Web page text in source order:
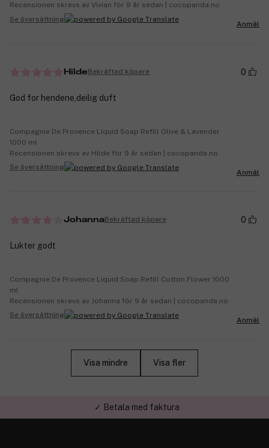
Recensionen skrevs av Vivian för 9 år sedan | cocopanda.no
Se översättning
Anmäl
HildeBekräftad köpare 0
God for hendene,deilig duft
Compagnie De Provence Liquid Soap Refill Olive & Lavender
1000 ml
Recensionen skrevs av Hilde för 9 år sedan | cocopanda.no
Se översättning
Anmäl
JohannaBekräftad köpare 0
Lukter godt
Compagnie De Provence Liquid Soap Refill Cotton Flower 1000
ml
Recensionen skrevs av Johanna för 9 år sedan | cocopanda.no
Se översättning
Anmäl
Visa mindre Visa fler
✓ Trygg E-handel